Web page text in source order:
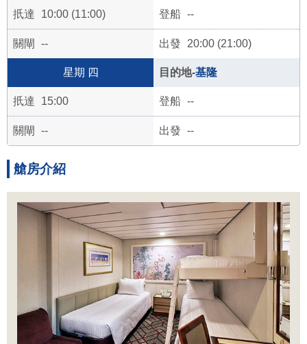
10:00 (11:00) --
-- 20:00 (21:00)
四 基隆
15:00 --
-- --
艙房介紹